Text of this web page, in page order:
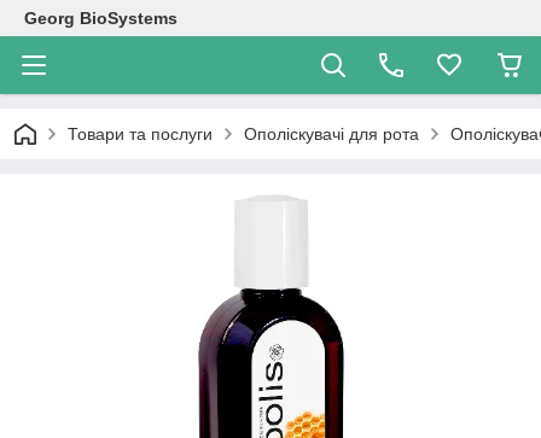
Georg BioSystems
Товари та послуги Ополіскувачі для рота